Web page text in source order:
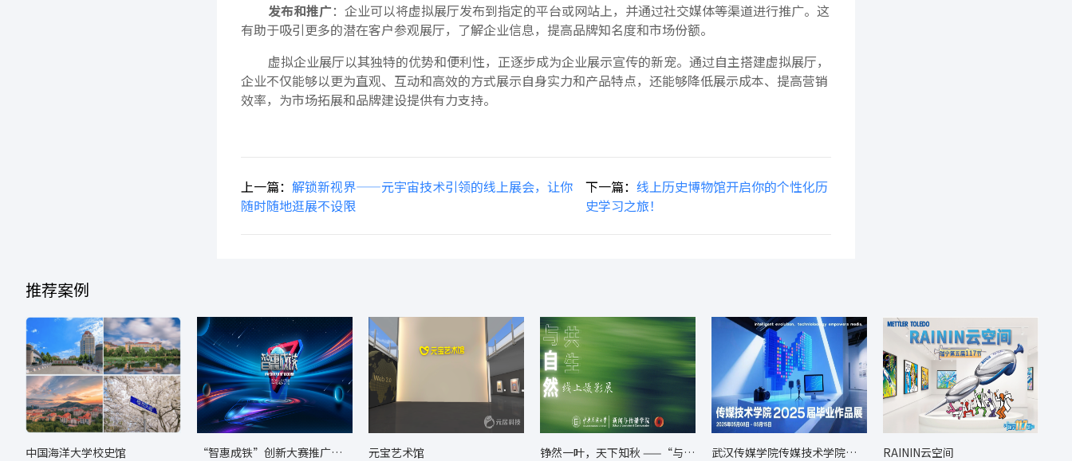
发布和推广：企业可以将虚拟展厅发布到指定的平台或网站上，并通过社交媒体等渠道进行推广。这
有助于吸引更多的潜在客户参观展厅，了解企业信息，提高品牌知名度和市场份额。
虚拟企业展厅以其独特的优势和便利性，正逐步成为企业展示宣传的新宠。通过自主搭建虚拟展厅，
企业不仅能够以更为直观、互动和高效的方式展示自身实力和产品特点，还能够降低展示成本、提高营销
效率，为市场拓展和品牌建设提供有力支持。
上一篇： 解锁新视界——元宇宙技术引领的线上展会，让你
随时随地逛展不设限
下一篇： 线上历史博物馆开启你的个性化历
史学习之旅！
推荐案例
中国海洋大学校史馆
“智惠成铁”创新大赛推广转
元宝艺术馆
铮然一叶，天下知秋 ——“与自
武汉传媒学院传媒技术学院毕
RAININ云空间